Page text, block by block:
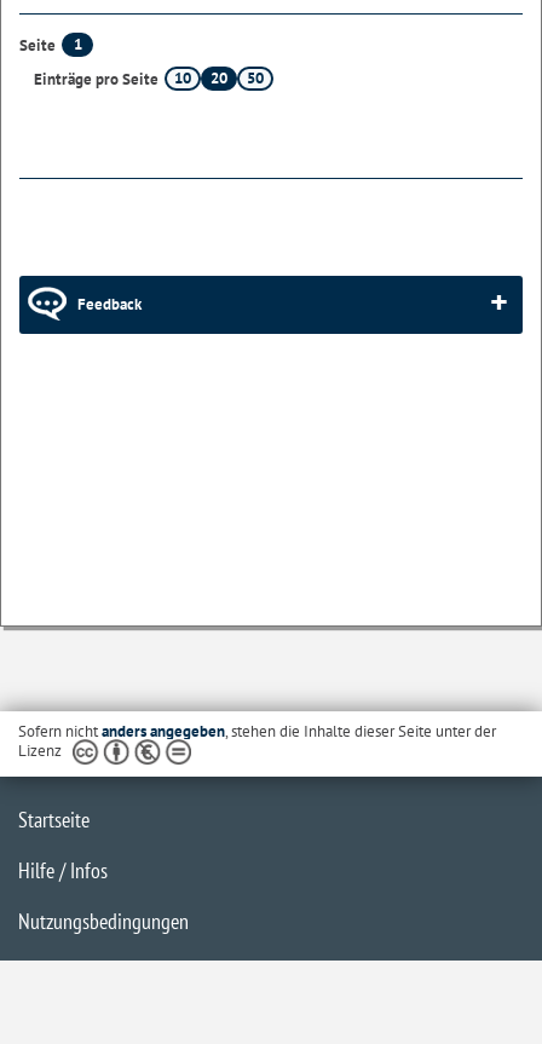
Seite
1
Einträge pro Seite
10 20 50
Feedback
Sofern nichtanders angegeben, stehen die Inhalte dieser Seite unter der
Lizenz
Startseite
Hilfe / Infos
Nutzungsbedingungen